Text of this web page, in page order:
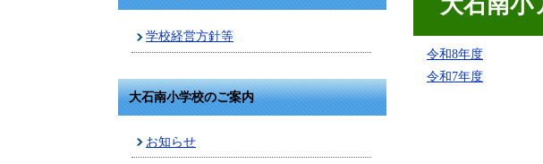
学校経営方針等
大石南小学校のご案内
お知らせ
大石南小
令和8年度
令和7年度